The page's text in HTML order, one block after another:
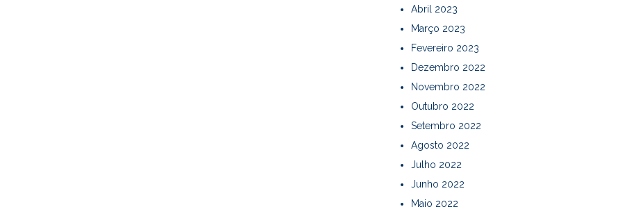
Abril 2023
Março 2023
Fevereiro 2023
Dezembro 2022
Novembro 2022
Outubro 2022
Setembro 2022
Agosto 2022
Julho 2022
Junho 2022
Maio 2022